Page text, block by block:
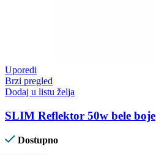
Uporedi
Brzi pregled
Dodaj u listu želja
SLIM Reflektor 50w bele boje
Dostupno